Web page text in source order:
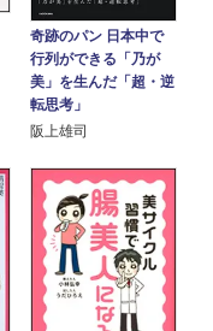
奇跡のパン 日本中で
行列ができる「乃が
美」を生んだ「超・逆
転思考」
阪上雄司